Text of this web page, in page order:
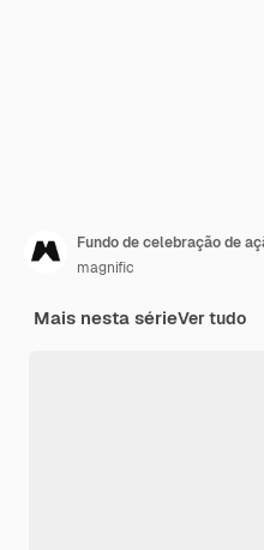
Fundo de celebração de
magnific
Mais nesta sérieVer tudo